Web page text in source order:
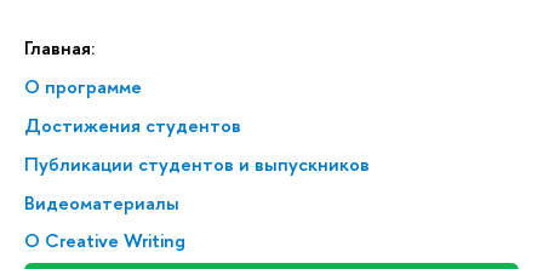
Главная:
О программе
Достижения студентов
Публикации студентов и выпускников
Видеоматериалы
О Creative Writing